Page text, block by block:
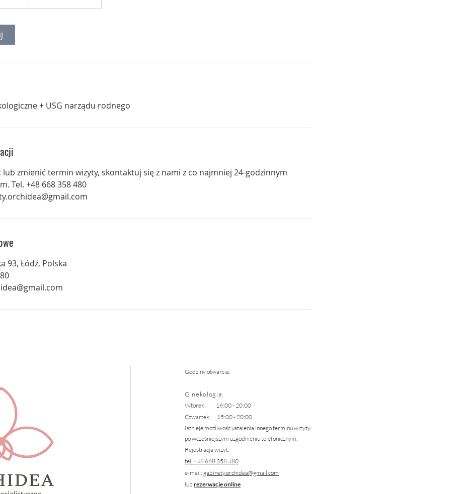
+ USG narządu rodnego
lub zmienić termin wizyty, skontaktuj się z nami z co najmniej 24-godzinnym
Tel. +48 668 358 480
93, Łódź, Polska
Godziny otwarcia:
Ginekologia:
Wtorek: 16:00 - 20:00
Czwartek: 15:00 - 20:00
Istnieje możliwość ustalenia innego terminu wizyty
po wcześniejszym uzgodnieniu telefonicznym.
Rejestracja wizyt:
tel. +48 668 358 480
e-mail: gabinety.orchidea@gmail.com
lub rezerwacje online